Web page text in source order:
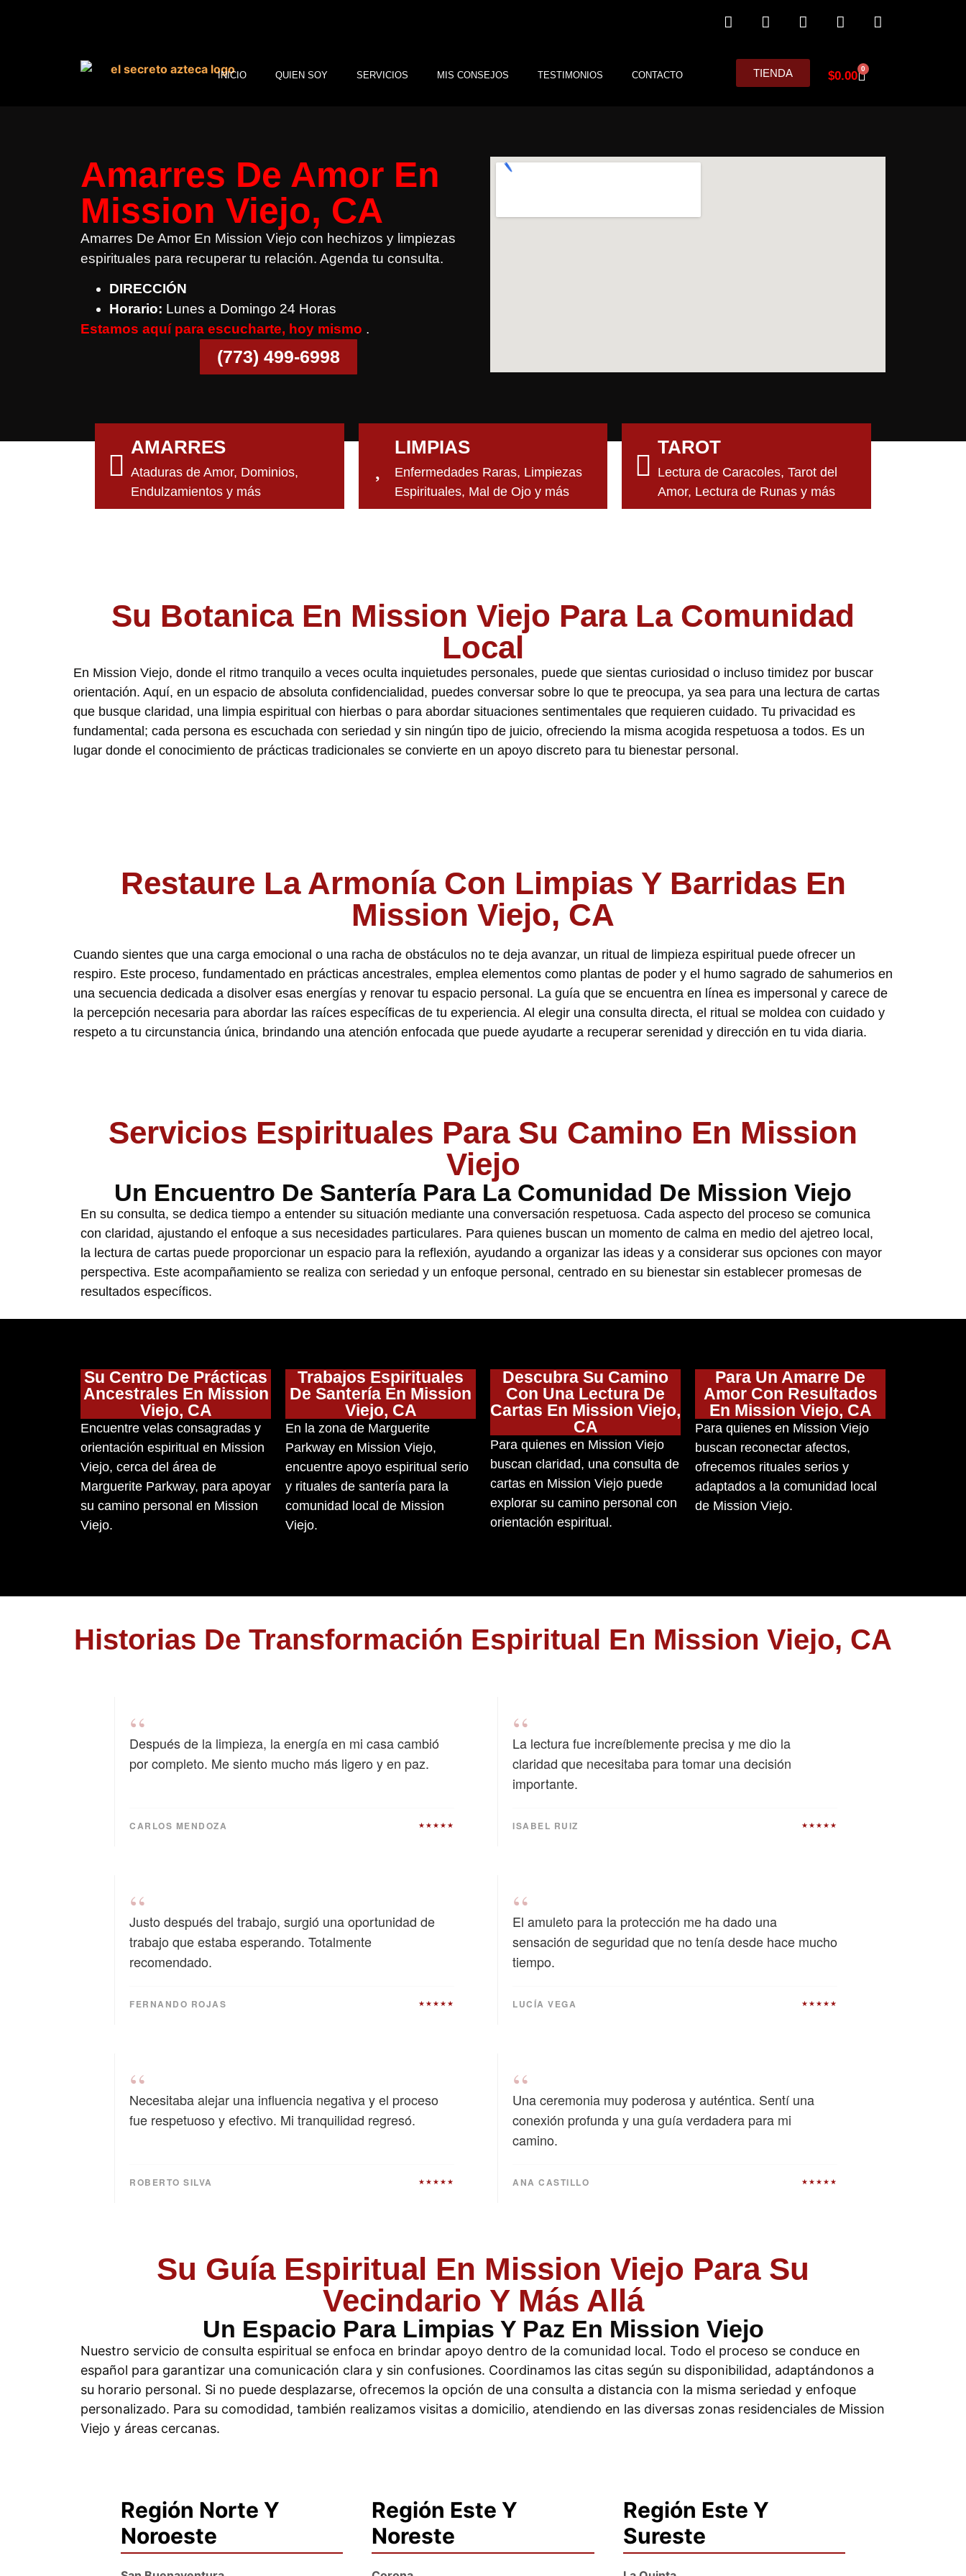
INICIO QUIEN SOY SERVICIOS MIS CONSEJOS TESTIMONIOS CONTACTO TIENDA $0.00 0
Amarres De Amor En
Mission Viejo, CA
Amarres De Amor En Mission Viejo con hechizos y limpiezas
espirituales para recuperar tu relación. Agenda tu consulta.
DIRECCIÓN
Horario: Lunes a Domingo 24 Horas
Estamos aquí para escucharte, hoy mismo .
(773) 499-6998
AMARRES
Ataduras de Amor, Dominios,
Endulzamientos y más
LIMPIAS
Enfermedades Raras, Limpiezas
Espirituales, Mal de Ojo y más
TAROT
Lectura de Caracoles, Tarot del
Amor, Lectura de Runas y más
Su Botanica En Mission Viejo Para La Comunidad
Local
En Mission Viejo, donde el ritmo tranquilo a veces oculta inquietudes personales, puede que sientas curiosidad o incluso timidez por buscar
orientación. Aquí, en un espacio de absoluta confidencialidad, puedes conversar sobre lo que te preocupa, ya sea para una lectura de cartas
que busque claridad, una limpia espiritual con hierbas o para abordar situaciones sentimentales que requieren cuidado. Tu privacidad es
fundamental; cada persona es escuchada con seriedad y sin ningún tipo de juicio, ofreciendo la misma acogida respetuosa a todos. Es un
lugar donde el conocimiento de prácticas tradicionales se convierte en un apoyo discreto para tu bienestar personal.
Restaure La Armonía Con Limpias Y Barridas En
Mission Viejo, CA
Cuando sientes que una carga emocional o una racha de obstáculos no te deja avanzar, un ritual de limpieza espiritual puede ofrecer un
respiro. Este proceso, fundamentado en prácticas ancestrales, emplea elementos como plantas de poder y el humo sagrado de sahumerios en
una secuencia dedicada a disolver esas energías y renovar tu espacio personal. La guía que se encuentra en línea es impersonal y carece de
la percepción necesaria para abordar las raíces específicas de tu experiencia. Al elegir una consulta directa, el ritual se moldea con cuidado y
respeto a tu circunstancia única, brindando una atención enfocada que puede ayudarte a recuperar serenidad y dirección en tu vida diaria.
Servicios Espirituales Para Su Camino En Mission
Viejo
Un Encuentro De Santería Para La Comunidad De Mission Viejo
En su consulta, se dedica tiempo a entender su situación mediante una conversación respetuosa. Cada aspecto del proceso se comunica
con claridad, ajustando el enfoque a sus necesidades particulares. Para quienes buscan un momento de calma en medio del ajetreo local,
la lectura de cartas puede proporcionar un espacio para la reflexión, ayudando a organizar las ideas y a considerar sus opciones con mayor
perspectiva. Este acompañamiento se realiza con seriedad y un enfoque personal, centrado en su bienestar sin establecer promesas de
resultados específicos.
Su Centro De Prácticas
Ancestrales En Mission
Viejo, CA
Encuentre velas consagradas y
orientación espiritual en Mission
Viejo, cerca del área de
Marguerite Parkway, para apoyar
su camino personal en Mission
Viejo.
Trabajos Espirituales
De Santería En Mission
Viejo, CA
En la zona de Marguerite
Parkway en Mission Viejo,
encuentre apoyo espiritual serio
y rituales de santería para la
comunidad local de Mission
Viejo.
Descubra Su Camino
Con Una Lectura De
Cartas En Mission Viejo,
CA
Para quienes en Mission Viejo
buscan claridad, una consulta de
cartas en Mission Viejo puede
explorar su camino personal con
orientación espiritual.
Para Un Amarre De
Amor Con Resultados
En Mission Viejo, CA
Para quienes en Mission Viejo
buscan reconectar afectos,
ofrecemos rituales serios y
adaptados a la comunidad local
de Mission Viejo.
Historias De Transformación Espiritual En Mission Viejo, CA
“
Después de la limpieza, la energía en mi casa cambió
por completo. Me siento mucho más ligero y en paz.
CARLOS MENDOZA ★★★★★
“
La lectura fue increíblemente precisa y me dio la
claridad que necesitaba para tomar una decisión
importante.
ISABEL RUIZ ★★★★★
“
Justo después del trabajo, surgió una oportunidad de
trabajo que estaba esperando. Totalmente
recomendado.
FERNANDO ROJAS ★★★★★
“
El amuleto para la protección me ha dado una
sensación de seguridad que no tenía desde hace mucho
tiempo.
LUCÍA VEGA ★★★★★
“
Necesitaba alejar una influencia negativa y el proceso
fue respetuoso y efectivo. Mi tranquilidad regresó.
ROBERTO SILVA ★★★★★
“
Una ceremonia muy poderosa y auténtica. Sentí una
conexión profunda y una guía verdadera para mi
camino.
ANA CASTILLO ★★★★★
Su Guía Espiritual En Mission Viejo Para Su
Vecindario Y Más Allá
Un Espacio Para Limpias Y Paz En Mission Viejo
Nuestro servicio de consulta espiritual se enfoca en brindar apoyo dentro de la comunidad local. Todo el proceso se conduce en
español para garantizar una comunicación clara y sin confusiones. Coordinamos las citas según su disponibilidad, adaptándonos a
su horario personal. Si no puede desplazarse, ofrecemos la opción de una consulta a distancia con la misma seriedad y enfoque
personalizado. Para su comodidad, también realizamos visitas a domicilio, atendiendo en las diversas zonas residenciales de Mission
Viejo y áreas cercanas.
Región Norte Y
Noroeste
Región Este Y
Noreste
Región Este Y
Sureste